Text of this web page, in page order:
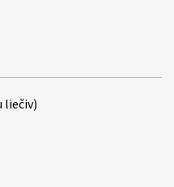
liečiv)